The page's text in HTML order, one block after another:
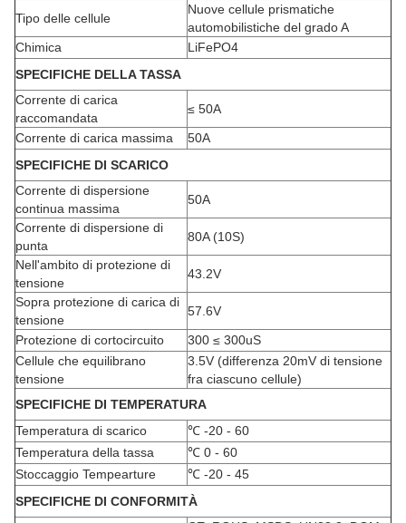
Tipo delle cellule
Nuove cellule prismatiche
automobilistiche del grado A
Chimica
LiFePO4
SPECIFICHE DELLA TASSA
Corrente di carica
raccomandata
≤ 50A
Corrente di carica massima
50A
SPECIFICHE DI SCARICO
Corrente di dispersione
continua massima
50A
Corrente di dispersione di
punta
80A (10S)
Nell'ambito di protezione di
tensione
43.2V
Sopra protezione di carica di
tensione
57.6V
Protezione di cortocircuito
300 ≤ 300uS
Cellule che equilibrano
tensione
3.5V (differenza 20mV di tensione
fra ciascuno cellule)
SPECIFICHE DI TEMPERATURA
Temperatura di scarico
℃ -20 - 60
Temperatura della tassa
℃ 0 - 60
Stoccaggio Tempearture
℃ -20 - 45
SPECIFICHE DI CONFORMITÀ